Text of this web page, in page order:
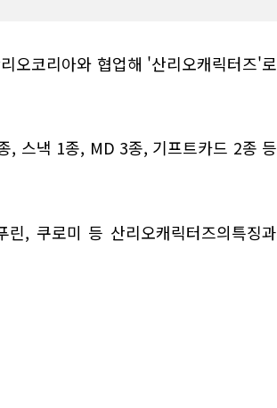
오코리아와 협업해 '산리오캐릭터즈'로
, 스낵 1종, MD 3종, 기프트카드 2종 등
, 쿠로미 등 산리오캐릭터즈의특징과